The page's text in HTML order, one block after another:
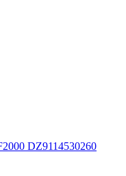
DZ9114530260